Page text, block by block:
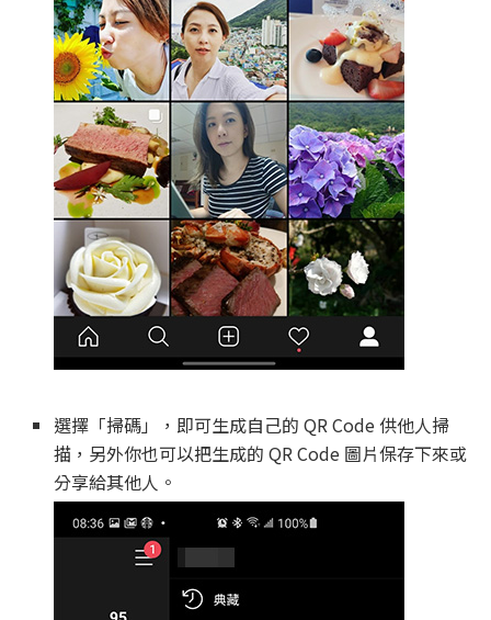
選擇「掃碼」，即可生成自己的 QR Code 供他人掃
描，另外你也可以把生成的 QR Code 圖片保存下來或
分享給其他人。